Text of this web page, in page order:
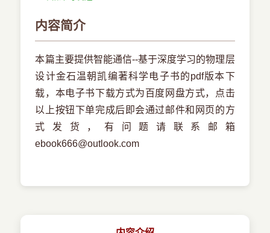
内容简介
本篇主要提供智能通信--基于深度学习的物理层
设计金石温朝凯编著科学电子书的pdf版本下
载，本电子书下载方式为百度网盘方式，点击
以上按钮下单完成后即会通过邮件和网页的方
式发货，有问题请联系邮箱
ebook666@outlook.com